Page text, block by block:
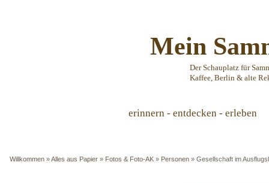
Mein
Der Schauplatz für
Kaffee, Berlin & alte
erinnern - entdecken - erleben
Willkommen »Alles aus Papier » Fotos & Foto-AK » Personen » Gesellschaft im